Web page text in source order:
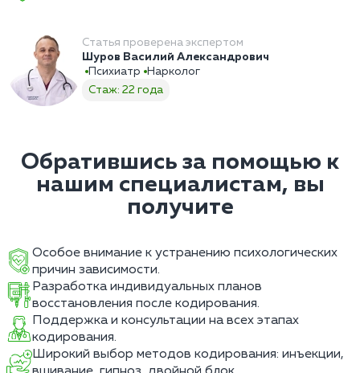
Статья проверена экспертом
Шуров Василий Александрович
Психиатр
Нарколог
Стаж: 22 года
Обратившись за помощью к
нашим специалистам, вы
получите
Особое внимание к устранению психологических
причин зависимости.
Разработка индивидуальных планов
восстановления после кодирования.
Поддержка и консультации на всех этапах
кодирования.
Широкий выбор методов кодирования: инъекции,